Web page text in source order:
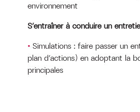
environnement
S’entraîner à conduire un
Simulations : faire passer un
plan d’actions) en adoptant la
principales